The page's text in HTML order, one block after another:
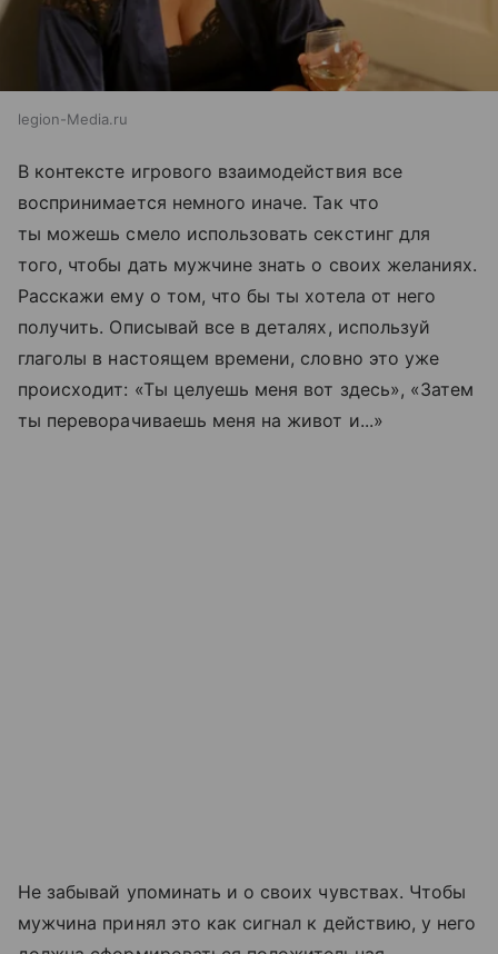
legion-Media.ru
В контексте игрового взаимодействия все
воспринимается немного иначе. Так что
ты можешь смело использовать секстинг для
того, чтобы дать мужчине знать о своих желаниях.
Расскажи ему о том, что бы ты хотела от него
получить. Описывай все в деталях, используй
глаголы в настоящем времени, словно это уже
происходит: «Ты целуешь меня вот здесь», «Затем
ты переворачиваешь меня на живот и...»
Не забывай упоминать и о своих чувствах. Чтобы
мужчина принял это как сигнал к действию, у него